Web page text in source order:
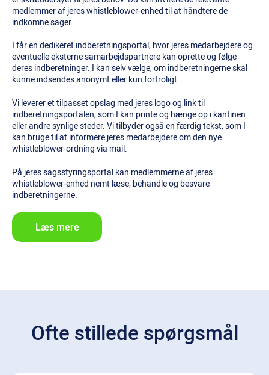
medlemmer af jeres whistleblower-enhed til at håndtere de
indkomne sager.
I får en dedikeret indberetningsportal, hvor jeres medarbejdere og
eventuelle eksterne samarbejdspartnere kan oprette og følge
deres indberetninger. I kan selv vælge, om indberetningerne skal
kunne indsendes anonymt eller kun fortroligt.
Vi leverer et tilpasset opslag med jeres logo og link til
indberetningsportalen, som I kan printe og hænge op i kantinen
eller andre synlige steder. Vi tilbyder også en færdig tekst, som I
kan bruge til at informere jeres medarbejdere om den nye
whistleblower-ordning via mail.
På jeres sagsstyringsportal kan medlemmerne af jeres
whistleblower-enhed nemt læse, behandle og besvare
indberetningerne.
Læs mere
Ofte stillede spørgsmål